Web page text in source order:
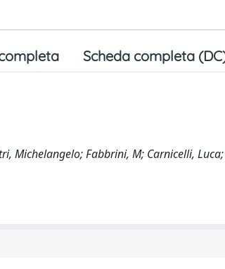
Scheda completa
Michelangelo; Fabbrini, M; Carnicelli,